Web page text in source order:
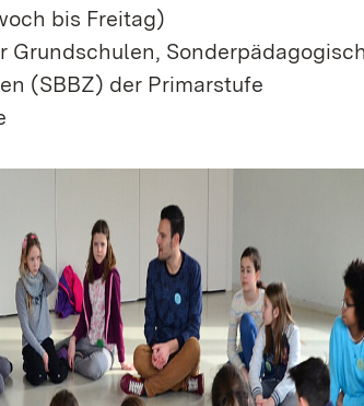
bis Freitag)
Grundschulen,
(SBBZ) der Primarstufe